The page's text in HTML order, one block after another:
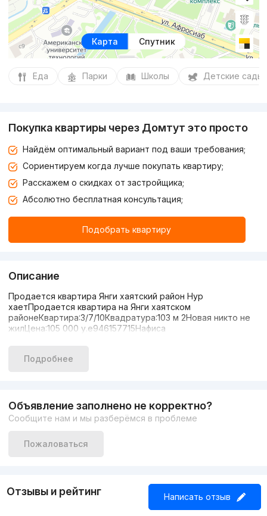
Карта Спутник
Еда Парки Школы Детские сады
Покупка квартиры через Домтут это просто
Найдём оптимальный вариант под ваши требования;
Сориентируем когда лучше покупать квартиру;
Расскажем о скидках от застройщика;
Абсолютно бесплатная консультация;
Подобрать квартиру
Описание
Продается квартира Янги хаятский район Нур
хаетПродается квартира на Янги хаятском
районеКвартира:3/7/10Квадратура:103 м 2Новая никто не
жилЦена:105 000 у.е946157715Нафиса
Подробнее
Объявление заполнено не корректно?
Сообщите нам и мы разберёмся в проблеме
Пожаловаться
Отзывы и рейтинг Написать отзыв